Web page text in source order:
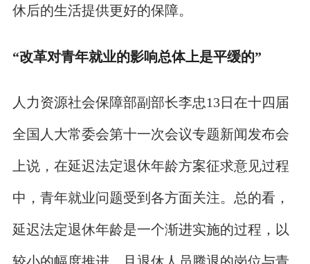
休后的生活提供更好的保障。
“改革对青年就业的影响总体上是平缓的”
人力资源社会保障部副部长李忠13日在十四届
全国人大常委会第十一次会议专题新闻发布会
上说，在延迟法定退休年龄方案征求意见过程
中，青年就业问题受到各方面关注。总的看，
延迟法定退休年龄是一个渐进实施的过程，以